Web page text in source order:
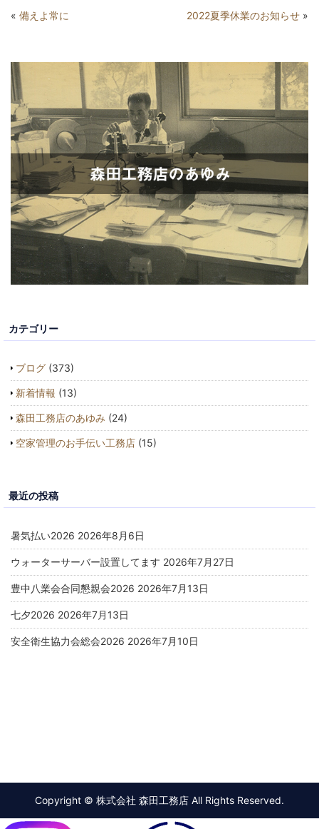
« 備えよ常に
2022夏季休業のお知らせ »
カテゴリー
ブログ (373)
新着情報 (13)
森田工務店のあゆみ (24)
空家管理のお手伝い工務店 (15)
最近の投稿
暑気払い2026 2026年8月6日
ウォーターサーバー設置してます 2026年7月27日
豊中八業会合同懇親会2026 2026年7月13日
七夕2026 2026年7月13日
安全衛生協力会総会2026 2026年7月10日
Copyright © 株式会社 森田工務店 All Rights Reserved.